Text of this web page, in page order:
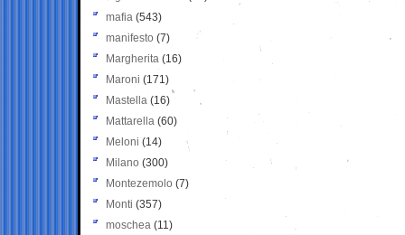
mafia (543)
manifesto (7)
Margherita (16)
Maroni (171)
Mastella (16)
Mattarella (60)
Meloni (14)
Milano (300)
Montezemolo (7)
Monti (357)
moschea (11)